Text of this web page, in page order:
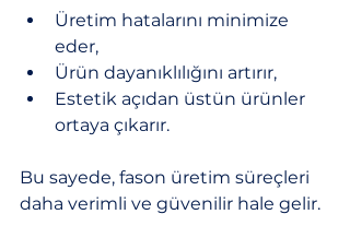
Üretim hatalarını minimize
eder,
Ürün dayanıklılığını artırır,
Estetik açıdan üstün ürünler
ortaya çıkarır.
Bu sayede, fason üretim süreçleri
daha verimli ve güvenilir hale gelir.